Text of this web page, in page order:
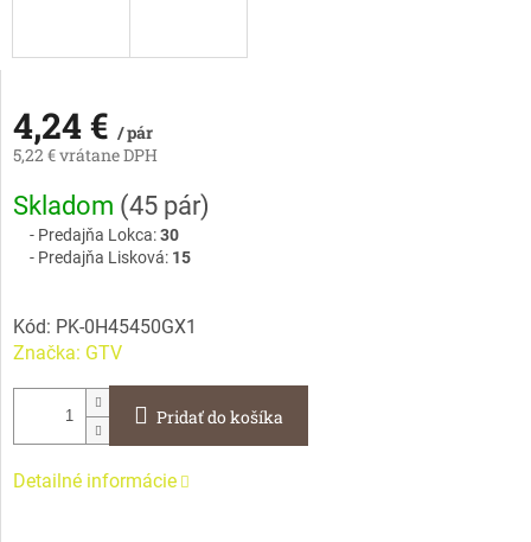
4,24 € / pár
5,22 € vrátane DPH
Jednotková
cena:
Skladom (45 pár)
Predajňa Lokca:30
Predajňa Lisková: 15
Kód: PK-0H45450GX1
Značka: GTV
Pridať do košíka
Detailné informácie